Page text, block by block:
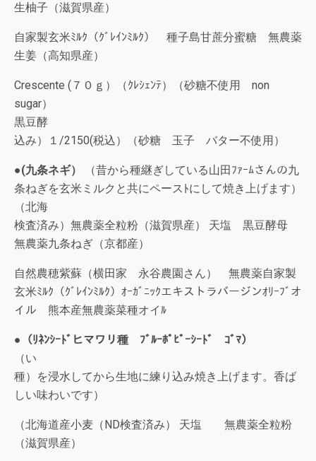
生柚子（滋賀県産）
自家製玄米ﾐﾙｸ（ｸﾞﾚｲﾝﾐﾙｸ） 種子島甘蔗分蜜糖 無農薬
生姜（高知県産）
Crescente (７０ｇ）（ｸﾚｼｪﾝﾃ）（砂糖不使用 non
sugar）
黒豆酵
込み）１/2150(税込）（砂糖 玉子 バター不使用）
●(九条ネギ）
（昔から種継ぎしている山田ﾌｧｰﾑさんの九
条ねぎを玄米ミルクと共にペースﾄにして焼き上げます）
（北海
検査済み）無農薬全粒粉（滋賀県産） 天塩 黒豆酵母
無農薬九条ねぎ（京都産）
自然農穂紫蘇（横田家 永谷農園さん） 無農薬自家製
玄米ﾐﾙｸ（ｸﾞﾚｲﾝﾐﾙｸ）ｵｰｶﾞﾆｯｸエキストラバージンｵﾘｰﾌﾞオ
イル 熊本産無農薬菜種オイﾙ
●（ﾘﾈﾝｼｰﾄﾞヒマワリ種 ﾌﾞﾙｰﾎﾟﾋﾟｰｼｰﾄﾞ ｺﾞﾏ）
（い
種）を浸水してから生地に練り込み焼き上げます。香ば
しい味わいです）
（北海道産小麦（ND検査済み） 天塩 無農薬全粒粉
（滋賀県産）